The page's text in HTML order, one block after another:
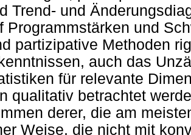
Trend- und
Programmstärken und
partizipative Methoden
auch das
für relevante
qualitativ betrachtet
derer, die am
Weise, die nicht mit